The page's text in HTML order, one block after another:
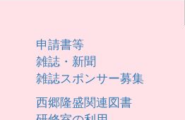
の資質向上のための講座を
した。 &nbsp; 42名の参
り、学校図書館の役割や授
利活用、読書指導の推進等に
て、講義や実習、実践発表
換を行い、学びを深めまし
講座をとおして得られた知識
申請書等
雑誌・新聞
雑誌スポンサー募集
西郷隆盛関連図書